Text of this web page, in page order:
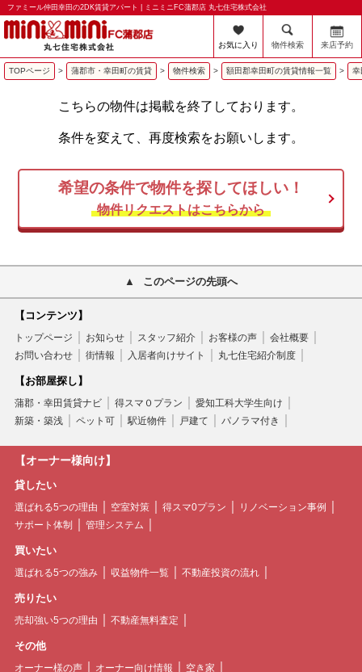
ファミール仲田幸田の2DK賃貸アパート | ミニミニFC蒲郡店 丸七住宅株式会社
お気に入り 物件検索 来店予約
TOPページ > 蒲郡市・幸田町の賃貸 > 物件検索 > 額田郡幸田町の賃貸情報一覧 > 幸
こちらの物件は掲載を終了しております。
条件を変えて、再度検索をお願いします。
希望の条件で物件を探してほしい！
物件リクエストはこちらから
このページの先頭へ
【コンテンツ】
トップページ お知らせ スタッフ紹介 お客様の声
会社概要
お問い合わせ
街情報 入居者向けサイト 丸七住宅紹介制度
【お部屋探し】
蒲郡・幸田賃貸ナビ 得スマ０プラン
愛知工科大学生向け
新築・築浅
ペット可 駅近物件 戸建て パノラマ付き
【オーナー様向け】
貸したい
選ばれる5つの理由 空室対策 得スマ0プラン
リノベーション事例
サポート体制
管理システム
買いたい
選ばれる5つの強み 収益物件一覧 不動産投資の流れ
売りたい
売却強い5つの理由 不動産無料査定
その他
オーナー様の声 オーナー向け情報 空き家